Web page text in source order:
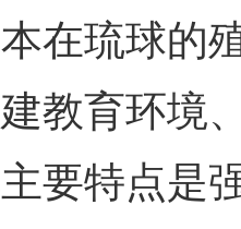
在琉球的
教育环境
要特点是